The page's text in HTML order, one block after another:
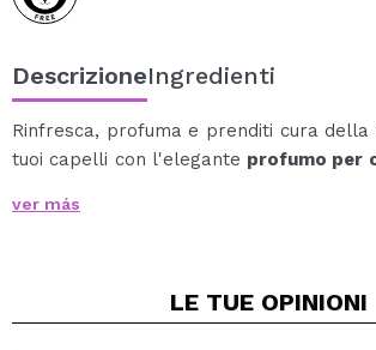
DescrizioneIngredienti
Rinfresca, profuma e prenditi cura
tuoi capelli con l'elegante profumo per
sofisticata con una base muschiata
condiziona e ammorbidisce i capelli
ver más
LE TUE OPINIONI